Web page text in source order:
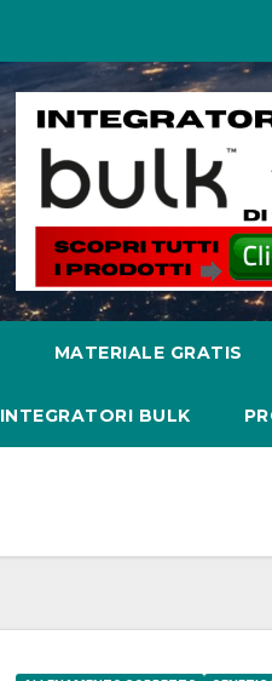
MATERIALE GRATIS
INTEGRATORI BULK